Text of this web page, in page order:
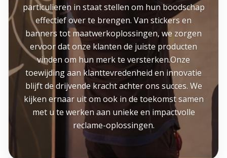
particulieren in staat stellen om hun boodschap
effectief over te brengen. Van stickers en
banners tot maatwerkoplossingen, we zorgen
ervoor dat onze klanten de juiste producten
vinden om hun merk te versterken.Onze
toewijding aan klanttevredenheid en innovatie
blijft de drijvende kracht achter ons succes. We
kijken ernaar uit om ook in de toekomst samen
met u te werken aan unieke en impactvolle
reclame-oplossingen.